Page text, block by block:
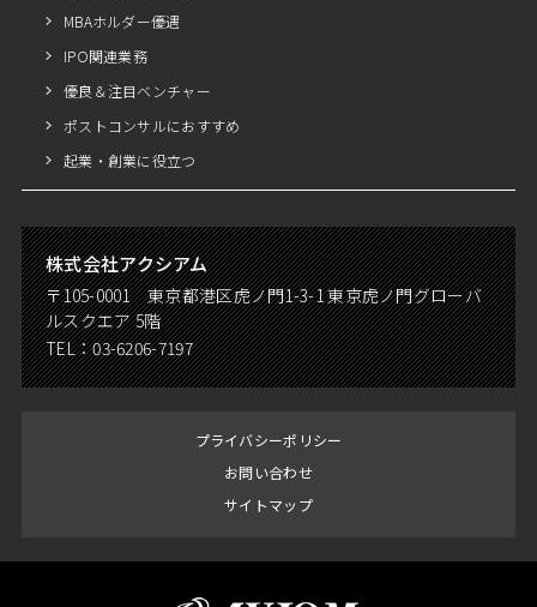
MBAホルダー優遇
IPO関連業務
優良＆注目ベンチャー
ポストコンサルにおすすめ
起業・創業に役立つ
株式会社アクシアム
〒105-0001 東京都港区虎ノ門1-3-1 東京虎ノ門グローバ
ルスクエア 5階
TEL：03-6206-7197
プライバシーポリシー
お問い合わせ
サイトマップ